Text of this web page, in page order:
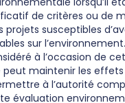
de critères ou de
susceptibles
sur
à l’occasion de
maintenir les effets
à l’autorité
évaluation